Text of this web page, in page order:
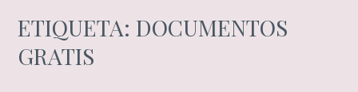
ETIQUETA:DOCUMENTOS
GRATIS